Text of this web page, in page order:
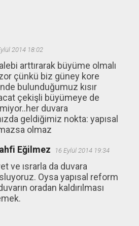
2014 18:02
arttırarak büyüme olmalı
çünkü biz güney kore
bulunduğumuz kısır
çekişli büyümeye de
duvara
geldiğimiz nokta: yapısal
olmaz
Eğilmez 16 Eylül 2014 19:34
ve ısrarla da duvara
Oysa yapısal reform
oradan kaldırılması